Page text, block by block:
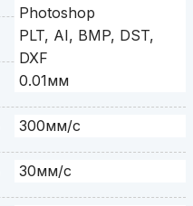
Photoshop
PLT, AI, BMP, DST,
DXF
0.01мм
300мм/с
30мм/с